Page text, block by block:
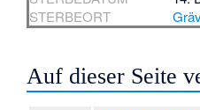
STERBEORT
Auf dieser Seite